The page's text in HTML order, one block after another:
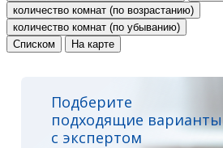
количество комнат (по возрастанию)
количество комнат (по убыванию)
Списком
На карте
Подберите
подходящие варианты
с экспертом